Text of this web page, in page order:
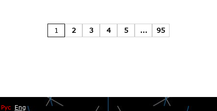
1 2 3 4 5 ... 95
Рус Eng